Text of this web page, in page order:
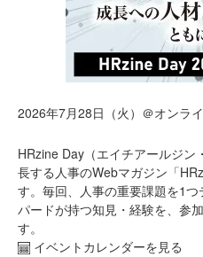
2026年7月28日（火）＠オンラ
HRzine Day（エイチアールジ
長する人事のWebマガジン「
す。毎回、人事の重要課題を1
パードが持つ知見・経験を、参
す。
イベントカレンダーを見る